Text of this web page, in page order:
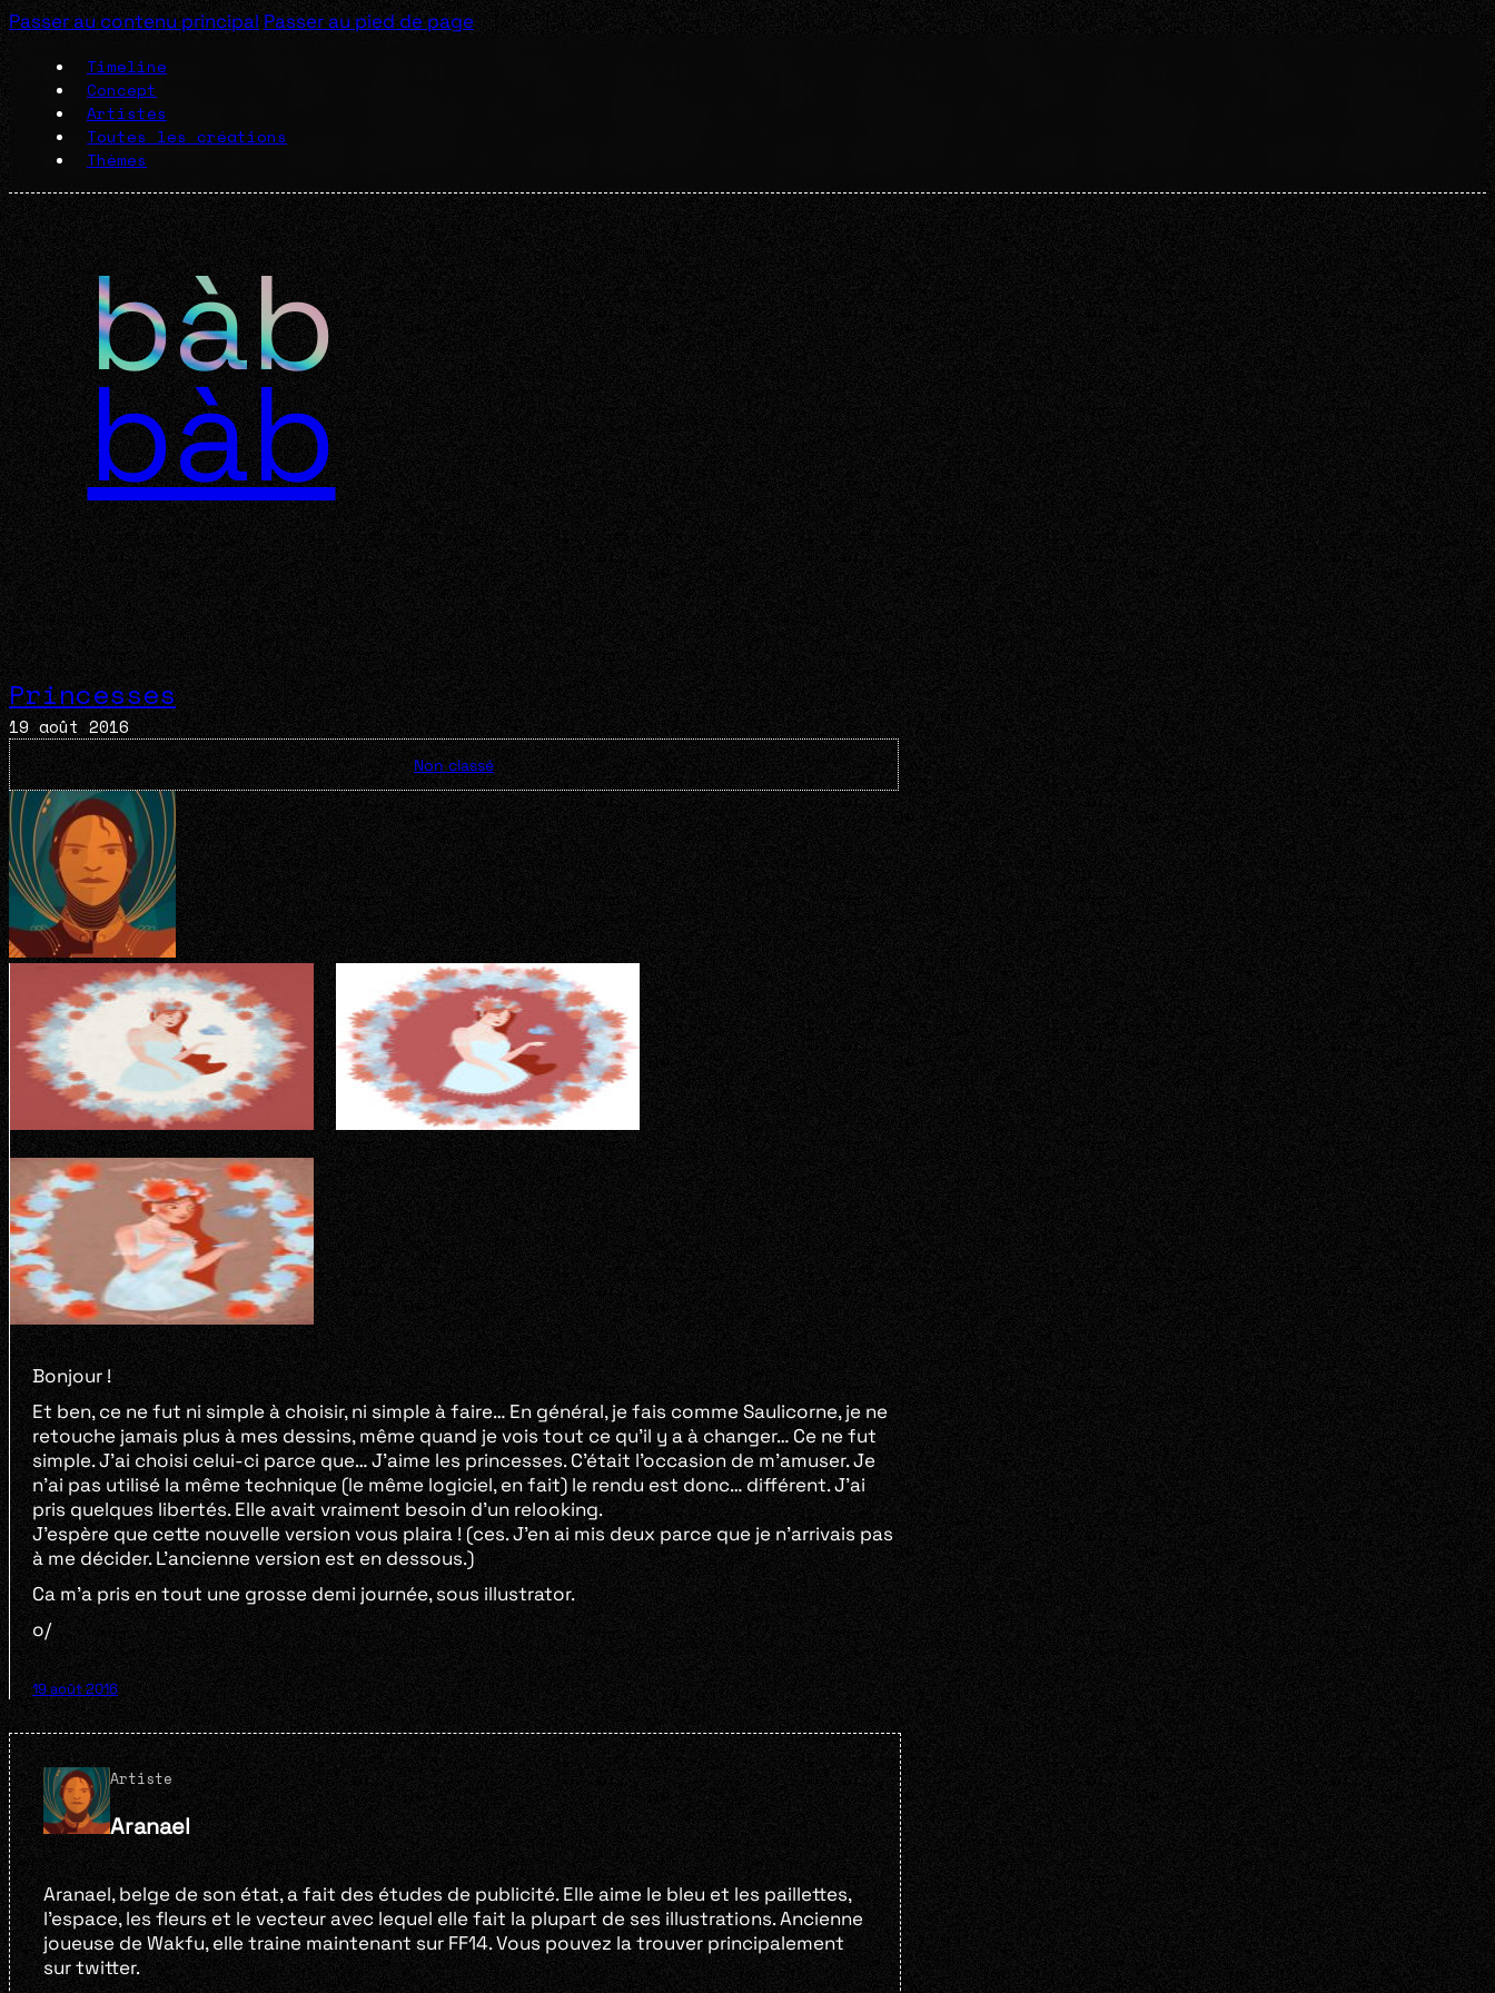
Passer au contenu principal Passer au pied de page
Timeline
Concept
Artistes
Toutes les créations
Thèmes
bàb
Princesses
19 août 2016
Non classé
Bonjour !
Et ben, ce ne fut ni simple à choisir, ni simple à faire… En général, je fais comme Saulicorne, je ne
retouche jamais plus à mes dessins, même quand je vois tout ce qu’il y a à changer… Ce ne fut
simple. J’ai choisi celui-ci parce que… J’aime les princesses. C’était l’occasion de m’amuser. Je
n’ai pas utilisé la même technique (le même logiciel, en fait) le rendu est donc… différent. J’ai
pris quelques libertés. Elle avait vraiment besoin d’un relooking.
J’espère que cette nouvelle version vous plaira ! (ces. J’en ai mis deux parce que je n’arrivais pas
à me décider. L’ancienne version est en dessous.)
Ca m’a pris en tout une grosse demi journée, sous illustrator.
o/
19 août 2016
Artiste
Aranael
Aranael, belge de son état, a fait des études de publicité. Elle aime le bleu et les paillettes,
l’espace, les fleurs et le vecteur avec lequel elle fait la plupart de ses illustrations. Ancienne
joueuse de Wakfu, elle traine maintenant sur FF14. Vous pouvez la trouver principalement
sur twitter.